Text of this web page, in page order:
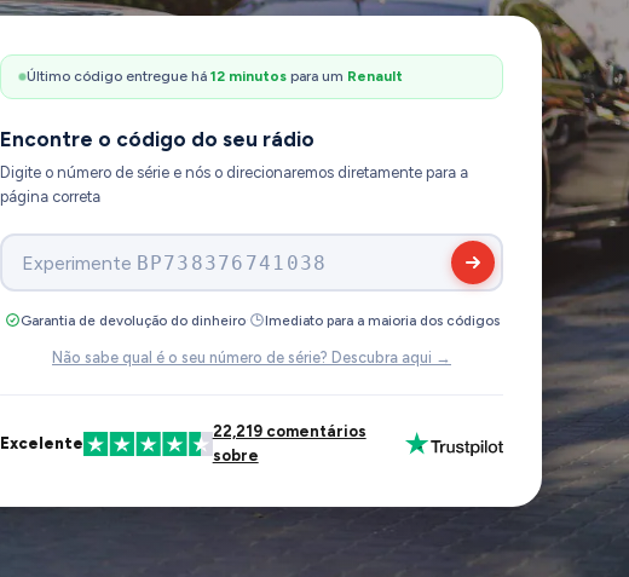
Último código entregue há 12 minutos para um Ford
Encontre o código do seu rádio
Digite o número de série e nós o direcionaremos diretamente para a
página correta
Experimente 30002517
Garantia de devolução do dinheiro· Imediato para a maioria dos códigos
Não sabe qual é o seu número de série? Descubra aqui →
Excelente
22,219 comentários
sobre